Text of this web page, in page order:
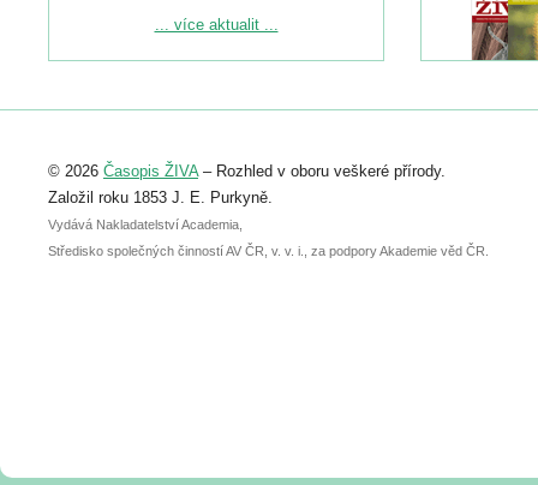
Podrobnější informace ke konferenci
Registrovat se můžete do 6. září.
abstraktu přihlášené přednášky nebo
posteru je už 30. června.
... více aktualit ...
© 2026 Časopis ŽIVA– Rozhled v oboru veškeré přírody.
Založil roku 1853 J. E. Purkyně.
Vydává Nakladatelství Academia,
Středisko společných činností AV ČR, v. v. i., za podpory Akademie věd ČR.